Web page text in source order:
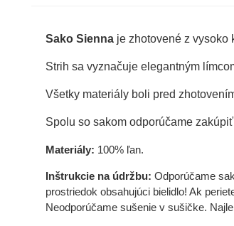
Sako Siennaje zhotovené z vysoko
Strih sa vyznačuje elegantným
Všetky materiály boli pred
Spolu so sakom odporúčame zakúpiť
Materiály: 100% ľan.
Inštrukcie na údržbu: Odporúčame
prostriedok obsahujúci bielidlo! Ak
Neodporúčame sušenie v sušičke.